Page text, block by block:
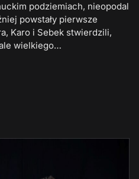
podziemiach, nieopodal
powstały pierwsze
Karo i Sebek stwierdzili,
wielkiego…